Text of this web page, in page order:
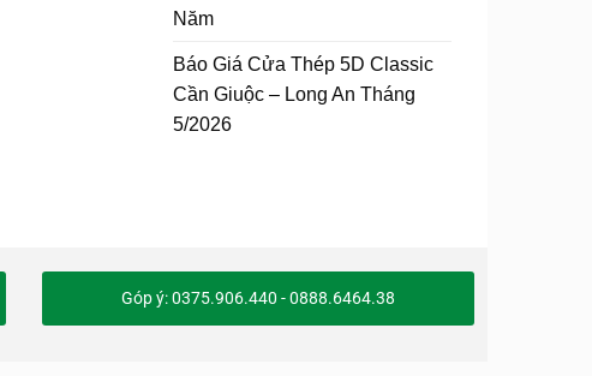
Năm
Báo Giá Cửa Thép 5D Classic
Cần Giuộc – Long An Tháng
5/2026
Góp ý: 0375.906.440 - 0888.6464.38